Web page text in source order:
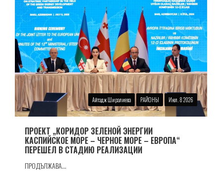
Айтадж Ширалиева РАЙОНЫ Июл. 8 2026
ПРОЕКТ „КОРИДОР ЗЕЛЕНОЙ ЭНЕРГИИ
КАСПИЙСКОЕ МОРЕ – ЧЕРНОЕ МОРЕ – ЕВРОПА“
ПЕРЕШЕЛ В СТАДИЮ РЕАЛИЗАЦИИ
ПРОДЪЛЖАВА...